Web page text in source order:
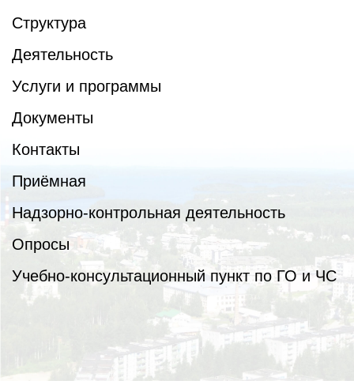
Структура
Деятельность
Услуги и программы
Документы
Контакты
Приёмная
Надзорно-контрольная деятельность
Опросы
Учебно-консультационный пункт по ГО и ЧС